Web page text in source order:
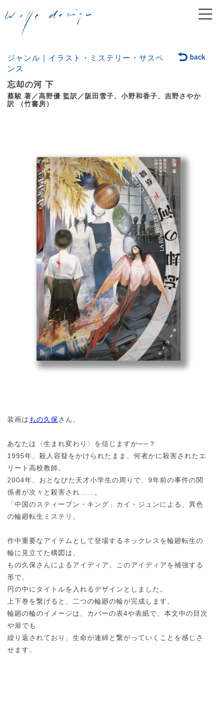
ジャンル｜イラスト・ミステリー・サスペ
ンス
忘却の河 下
蔡駿 著／高野優 監訳／阪田雪子、小野和香子、吉野さやか
訳 （竹書房）
装画は もの久保さん。
あなたは〈生まれ変わり〉を信じますか──？
1995年、殺人容疑をかけられたまま、何者かに殺害されたエ
リート高校教師。
2004年、おとなびた天才小学生の周りで、9年前の事件の関
係者が次々と殺害され……。
「中国のスティーブン・キング」カイ・ジュンによる、異色
の輪廻転生ミステリ。
作中重要なアイテムとして登場するネックレスを輪廻転生の
輪に見立てた構図は、
もの久保さんによるアイディア。このアイディアを補強する
形で、
円の中にタイトルを入れるデザインとしました。
上下巻を繋げると、二つの輪廻の輪が完成します。
輪廻の輪のイメージは、カバーの表4や表紙で、本文中の目次
や扉でも
繰り返されており、生命が連綿と繋がっていくことを感じさ
せます。